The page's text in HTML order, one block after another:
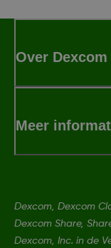
Over Dexcom
Meer
Dexcom, Dexcom
Dexcom Share,
Dexcom, Inc. in de